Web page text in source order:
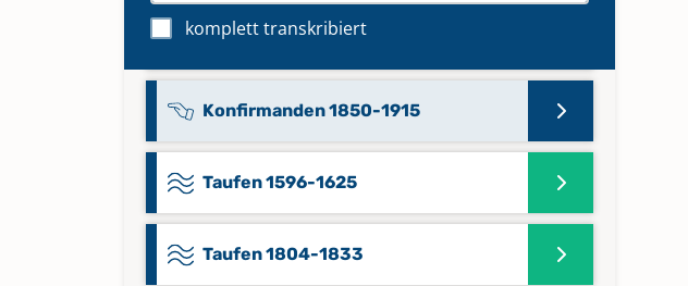
komplett transkribiert
1612-1647
Keine verfügbaren Digitalisate
Konfirmanden 1850-1915
Taufen 1596-1625
Taufen 1804-1833